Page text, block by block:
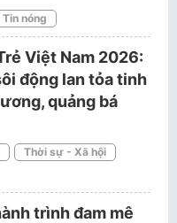
Tin nóng
Việt Nam 2026:
động lan tỏa tinh
quảng bá
Thời sự - Xã hội
trình đam mê